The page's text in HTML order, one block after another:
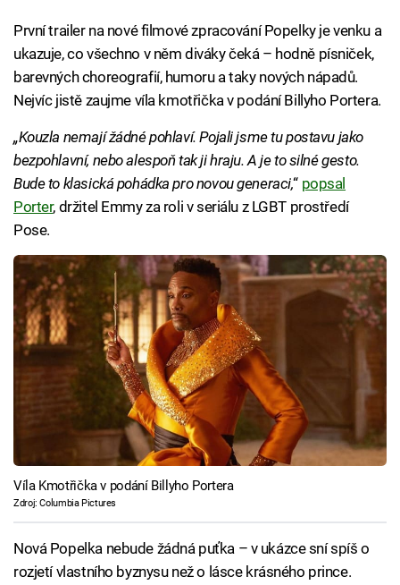
První trailer na nové filmové zpracování Popelky je venku a
ukazuje, co všechno v něm diváky čeká – hodně písniček,
barevných choreografií, humoru a taky nových nápadů.
Nejvíc jistě zaujme víla kmotřička v podání Billyho Portera.
„Kouzla nemají žádné pohlaví. Pojali jsme tu postavu jako
bezpohlavní, nebo alespoň tak ji hraju. A je to silné gesto.
Bude to klasická pohádka pro novou generaci,“ popsal
Porter, držitel Emmy za roli v seriálu z LGBT prostředí
Pose.
Víla Kmotřička v podání Billyho Portera
Zdroj: Columbia Pictures
Nová Popelka nebude žádná puťka – v ukázce sní spíš o
rozjetí vlastního byznysu než o lásce krásného prince.